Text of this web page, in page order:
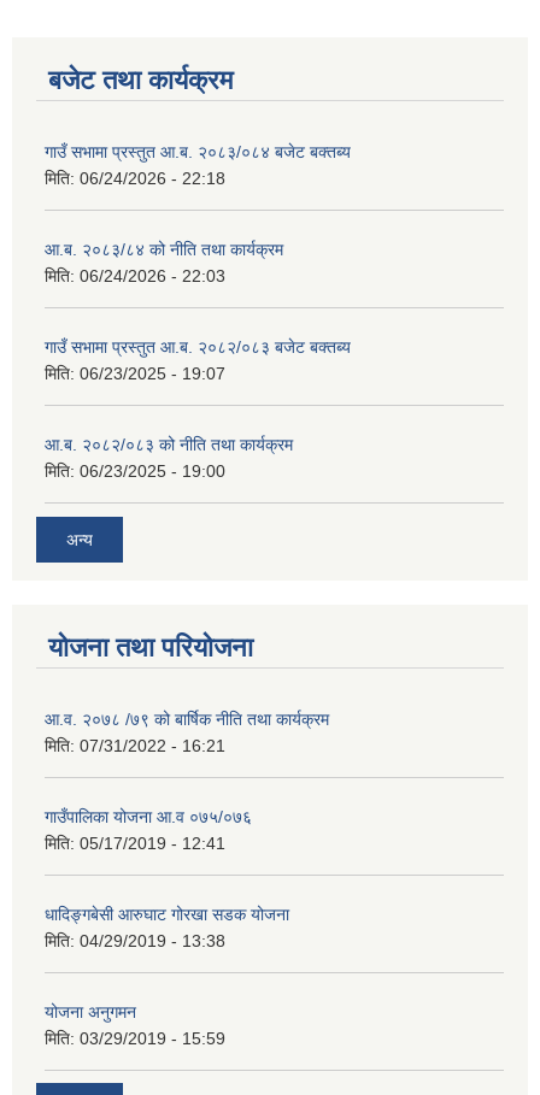
बजेट तथा कार्यक्रम
गाउँ सभामा प्रस्तुत आ.ब. २०८३/०८४ बजेट बक्तब्य
मिति: 06/24/2026 - 22:18
आ.ब. २०८३/८४ को नीति तथा कार्यक्रम
मिति: 06/24/2026 - 22:03
गाउँ सभामा प्रस्तुत आ.ब. २०८२/०८३ बजेट बक्तब्य
मिति: 06/23/2025 - 19:07
आ.ब. २०८२/०८३ को नीति तथा कार्यक्रम
मिति: 06/23/2025 - 19:00
अन्य
योजना तथा परियोजना
आ.व. २०७८ /७९ को बार्षिक नीति तथा कार्यक्रम
मिति: 07/31/2022 - 16:21
गाउँपालिका योजना आ.व ०७५/०७६
मिति: 05/17/2019 - 12:41
धादिङ्गबेसी आरुघाट गोरखा सडक योजना
मिति: 04/29/2019 - 13:38
योजना अनुगमन
मिति: 03/29/2019 - 15:59